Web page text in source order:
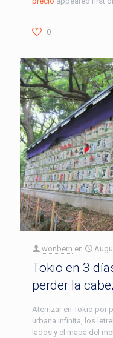
0
wonbern en
Tokio en 3
perder la
Aterrizar en Tokio por
urbana infinita, los
lados y el mapa del